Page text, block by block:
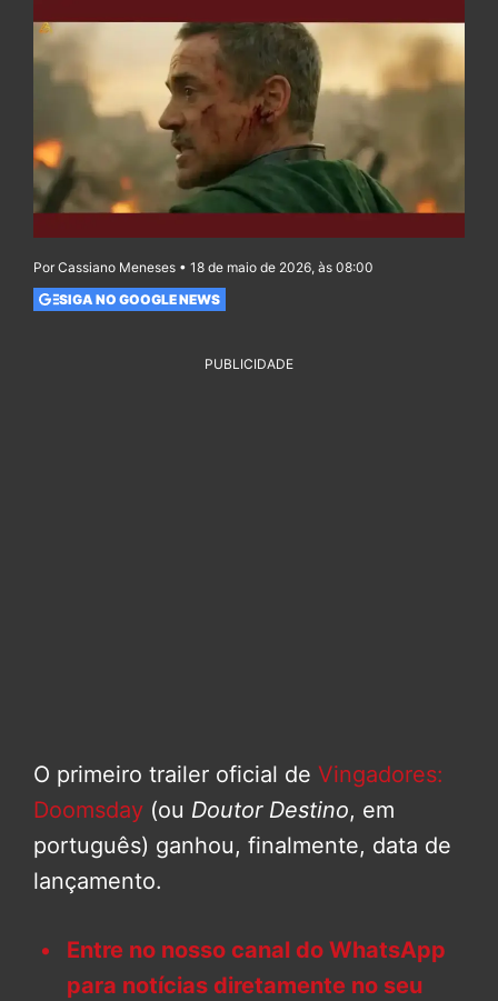
Por Cassiano Meneses • 18 de maio de 2026, às 08:00
SIGA NO GOOGLE NEWS
PUBLICIDADE
O primeiro trailer oficial de Vingadores:
Doomsday (ou Doutor Destino, em
português) ganhou, finalmente, data de
lançamento.
Entre no nosso canal do WhatsApp
para notícias diretamente no seu